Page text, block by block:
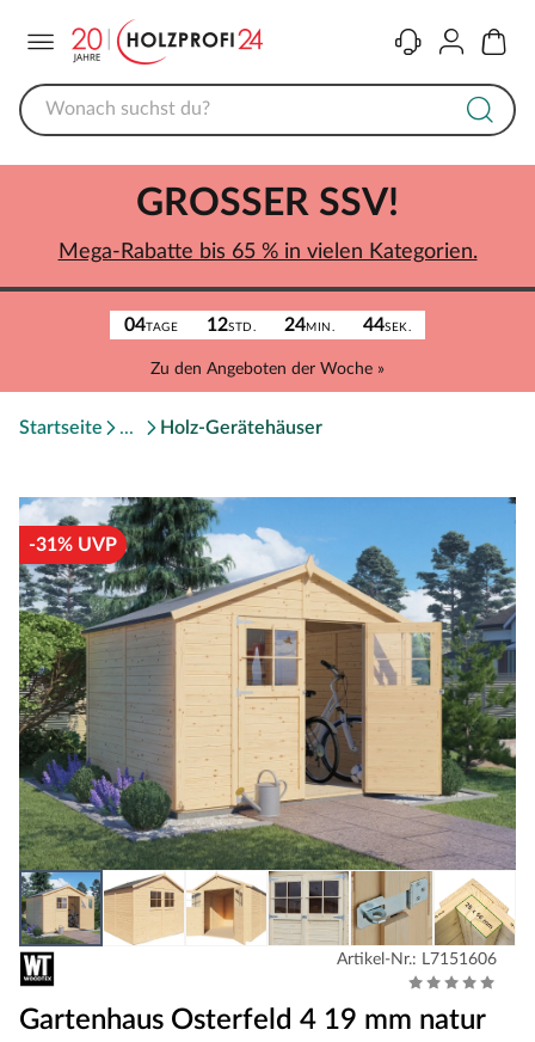
KontaktKonto
04TAGE 12STD. 24MIN. 44SEK.
Zu den Angeboten der Woche »
GROSSER SSV!
Mega-Rabatte bis 65 % in vielen Kategorien.
Startseite Holz-Gerätehäuser
-31% UVP
Artikel-Nr.: L7151606
Gartenhaus Osterfeld 4 19 mm natur